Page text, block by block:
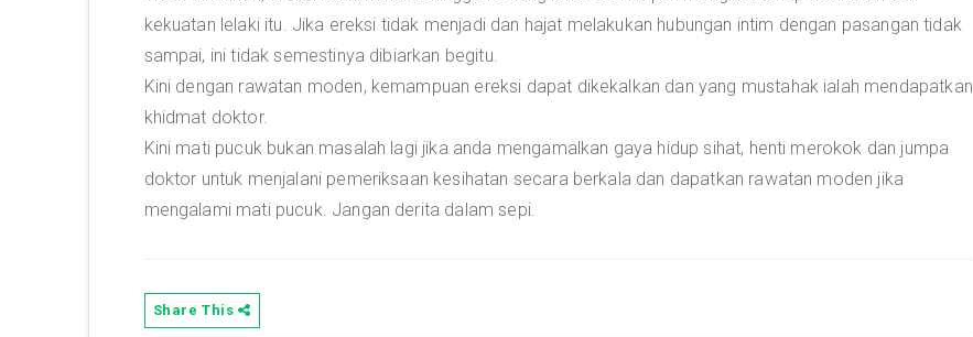
kekuatan lelaki itu. Jika ereksi tidak menjadi dan hajat melakukan hubungan intim dengan pasangan tidak
sampai, ini tidak semestinya dibiarkan begitu.
Kini dengan rawatan moden, kemampuan ereksi dapat dikekalkan dan yang mustahak ialah mendapatkan
khidmat doktor.
Kini mati pucuk bukan masalah lagi jika anda mengamalkan gaya hidup sihat, henti merokok dan jumpa
doktor untuk menjalani pemeriksaan kesihatan secara berkala dan dapatkan rawatan moden jika
mengalami mati pucuk. Jangan derita dalam sepi.
Share This